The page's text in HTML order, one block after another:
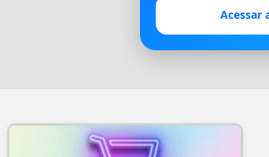
Acessar